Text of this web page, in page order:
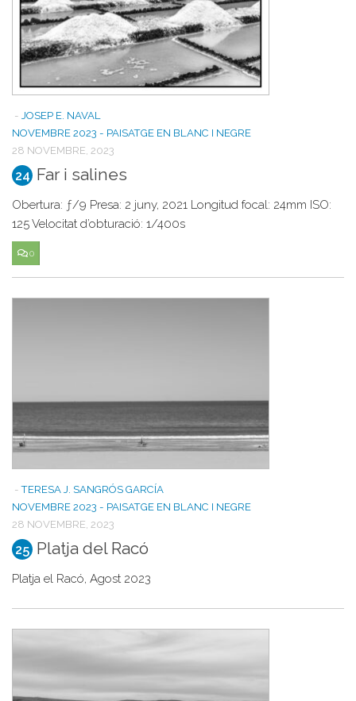
- JOSEP E. NAVAL
NOVEMBRE 2023 - PAISATGE EN BLANC I NEGRE
28 NOVEMBRE, 2023
24 Far i salines
Obertura: ƒ/9 Presa: 2 juny, 2021 Longitud focal: 24mm ISO:
125 Velocitat d’obturació: 1/400s
0
-TERESA J. SANGRÓS GARCÍA
NOVEMBRE 2023 - PAISATGE EN BLANC I NEGRE
28 NOVEMBRE, 2023
25 Platja del Racó
Platja el Racó, Agost 2023